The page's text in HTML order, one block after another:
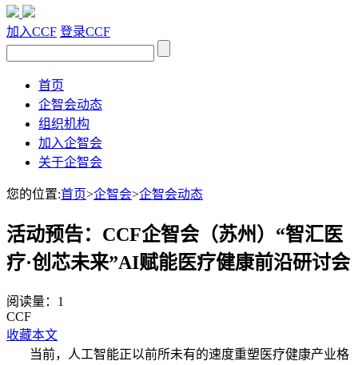
加入CCF 登录CCF
首页
企智会动态
组织机构
加入企智会
关于企智会
您的位置:首页>企智会>企智会动态
活动预告：CCF企智会（苏州）“智汇医
疗·创芯未来”AI赋能医疗健康前沿研讨会
阅读量： 1
CCF
收藏本文
当前，人工智能正以前所未有的速度重塑医疗健康产业格